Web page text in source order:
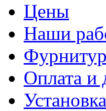
Цены
Наши
Оплата и